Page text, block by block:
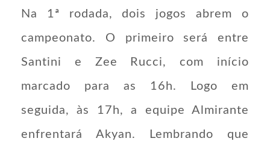
Na 1ª rodada, dois jogos abrem o
campeonato. O primeiro será entre
Santini e Zee Rucci, com início
marcado para as 16h. Logo em
seguida, às 17h, a equipe Almirante
enfrentará Akyan. Lembrando que